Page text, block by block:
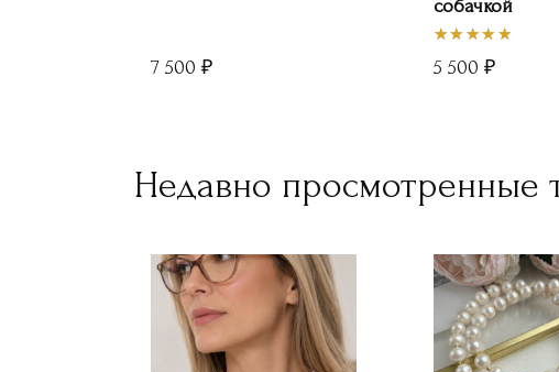
7 500₽
собачкой
5 500 ₽
Оценка
Недавно просмотренные